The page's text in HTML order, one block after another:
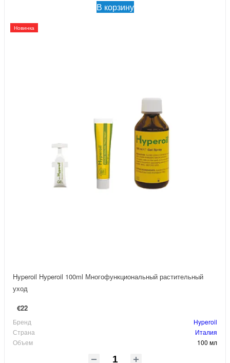
В корзину
Новинка
Hyperoil Hyperoil 100ml Многофункциональный растительный
уход
€22
Бренд
Hyperoil
Страна
Италия
Объем
100 мл